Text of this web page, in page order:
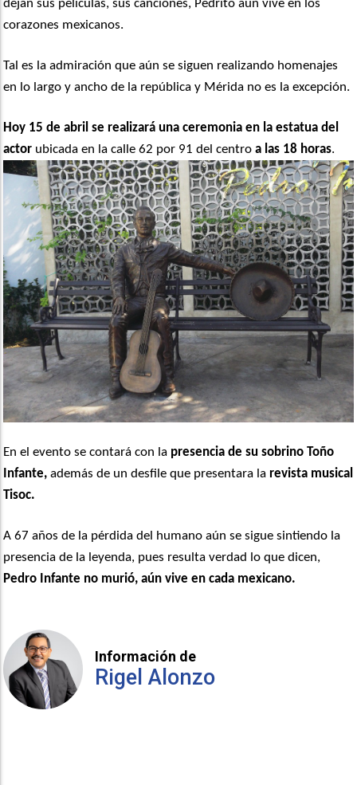
dejan sus películas, sus canciones, Pedrito aún vive en los
corazones mexicanos.
Tal es la admiración que aún se siguen realizando homenajes
en lo largo y ancho de la república y Mérida no es la excepción.
Hoy 15 de abril se realizará una ceremonia en la estatua del
actor ubicada en la calle 62 por 91 del centro a las 18 horas.
En el evento se contará con la presencia de su sobrino Toño
Infante, además de un desfile que presentara larevista musical
Tisoc.
A 67 años de la pérdida del humano aún se sigue sintiendo la
presencia de la leyenda, pues resulta verdad lo que dicen,
Pedro Infante no murió, aún vive en cada mexicano.
Información de
Rigel Alonzo